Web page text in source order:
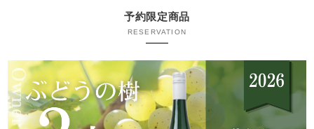
予約限定商品
RESERVATION